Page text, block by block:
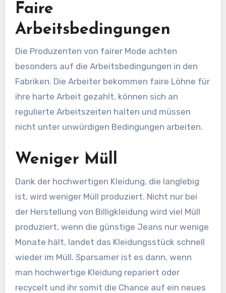
Faire
Arbeitsbedingungen
Die Produzenten von fairer Mode achten
besonders auf die Arbeitsbedingungen in den
Fabriken. Die Arbeiter bekommen faire Löhne für
ihre harte Arbeit gezahlt, können sich an
regulierte Arbeitszeiten halten und müssen
nicht unter unwürdigen Bedingungen arbeiten.
Weniger Müll
Dank der hochwertigen Kleidung, die langlebig
ist, wird weniger Müll produziert. Nicht nur bei
der Herstellung von Billigkleidung wird viel Müll
produziert, wenn die günstige Jeans nur wenige
Monate hält, landet das Kleidungsstück schnell
wieder im Müll. Sparsamer ist es dann, wenn
man hochwertige Kleidung repariert oder
recycelt und ihr somit die Chance auf ein neues